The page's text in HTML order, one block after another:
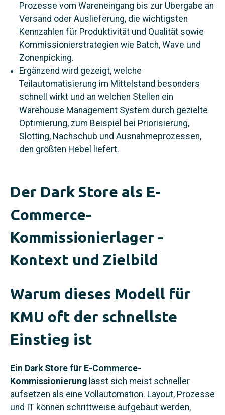
Prozesse vom Wareneingang bis zur Übergabe an
Versand oder Auslieferung, die wichtigsten
Kennzahlen für Produktivität und Qualität sowie
Kommissionierstrategien wie Batch, Wave und
Zonenpicking.
Ergänzend wird gezeigt, welche
Teilautomatisierung im Mittelstand besonders
schnell wirkt und an welchen Stellen ein
Warehouse Management System durch gezielte
Optimierung, zum Beispiel bei Priorisierung,
Slotting, Nachschub und Ausnahmeprozessen,
den größten Hebel liefert.
Der Dark Store als E-
Commerce-
Kommissionierlager -
Kontext und Zielbild
Warum dieses Modell für
KMU oft der schnellste
Einstieg ist
Ein Dark Store für E-Commerce-
Kommissionierung lässt sich meist schneller
aufsetzen als eine Vollautomation. Layout, Prozesse
und IT können schrittweise aufgebaut werden,